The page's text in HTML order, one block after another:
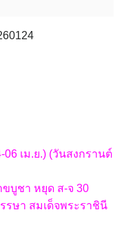
ลแกเรีย โรมาเนีย
เม.ย.) (วันสงกรานต์
ขบูชา หยุด ส-จ 30
รษา สมเด็จพระราชินี